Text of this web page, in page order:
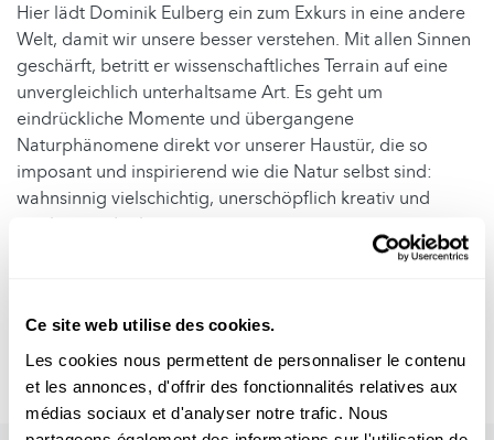
Ce site web utilise des cookies.
Les cookies nous permettent de personnaliser le contenu
et les annonces, d'offrir des fonctionnalités relatives aux
médias sociaux et d'analyser notre trafic. Nous
Hier lädt Dominik Eulberg ein zum Exkurs in eine andere
Welt, damit wir unsere besser verstehen. Mit allen Sinnen
geschärft, betritt er wissenschaftliches Terrain auf eine
unvergleichlich unterhaltsame Art. Es geht um
eindrückliche Momente und übergangene
Naturphänomene direkt vor unserer Haustür, die so
imposant und inspirierend wie die Natur selbst sind:
wahnsinnig vielschichtig, unerschöpflich kreativ und
erschütternd schön.
Mehr Infos zur Person Dominik Eulberg gibt es hier:
Editorin: Lucie Zeches (FNR)